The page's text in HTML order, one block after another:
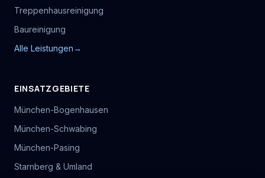
Treppenhausreinigung
Baureinigung
Alle Leistungen→
EINSATZGEBIETE
München-Bogenhausen
München-Schwabing
München-Pasing
Starnberg & Umland